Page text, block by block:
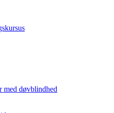
med døvblindhed